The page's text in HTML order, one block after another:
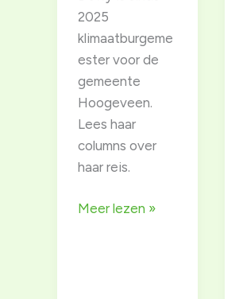
2025
klimaatburgeme
ester voor de
gemeente
Hoogeveen.
Lees haar
columns over
haar reis.
Column
Meer lezen »